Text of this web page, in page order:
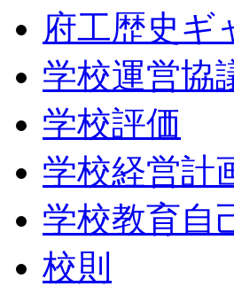
府工歴史ギ
学校運営協
学校評価
学校経営計
学校教育自
校則